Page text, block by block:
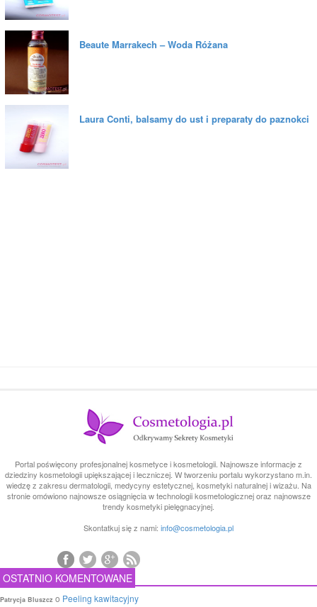
Beaute Marrakech – Woda Różana
Laura Conti, balsamy do ust i preparaty do paznokci
Portal poświęcony profesjonalnej kosmetyce i kosmetologii. Najnowsze informacje z
dziedziny kosmetologii upiększającej i leczniczej. W tworzeniu portalu wykorzystano m.in.
wiedzę z zakresu dermatologii, medycyny estetycznej, kosmetyki naturalnej i wizażu. Na
stronie omówiono najnowsze osiągnięcia w technologii kosmetologicznej oraz najnowsze
trendy kosmetyki pielęgnacyjnej.
Skontatkuj się z nami: info@cosmetologia.pl
OSTATNIO KOMENTOWANE
Patrycja Bluszcz o Peeling kawitacyjny